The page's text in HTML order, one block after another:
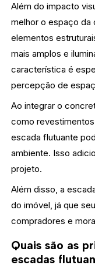
Além do impacto
melhor o espaço da
elementos
mais amplos e
característica é
percepção de
Ao integrar o
como
escada flutuante
ambiente. Isso
projeto.
Além disso, a
do imóvel, já que
compradores e
Quais são as
escadas